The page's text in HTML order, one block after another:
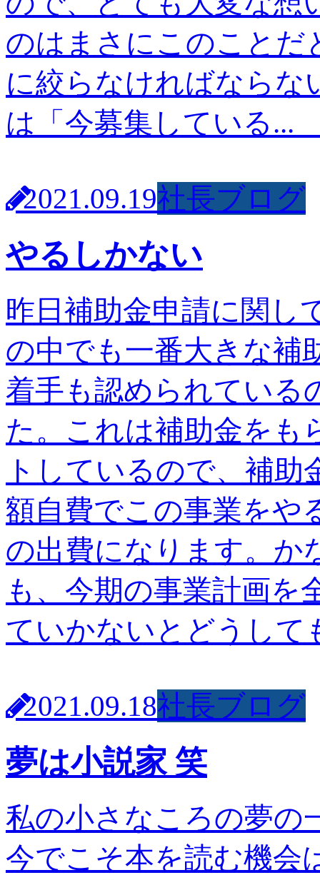
のはまさにこのことだ
に絞らなければならな
は「今募集している
2021.09.19社長ブログ
やるしかない
昨日補助金申請に関し
の中でも一番大きな補
着手も認められている
た。これは補助金をも
トしているので、補
額自費でこの事業をや
の出費になります。か
も、今期の事業計画を
ていかないとどうし
2021.09.18社長ブログ
夢は小説家 笑
私の小さなころの夢の
今でこそ本を読む機会